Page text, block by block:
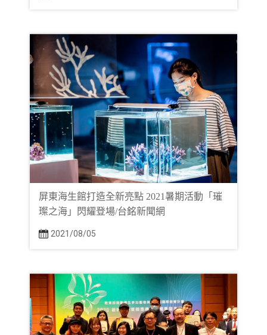
屏東海生館打造全新亮點 2021暑期活動「璀
璨之海」閃耀登場/台銘新聞網
2021/08/05